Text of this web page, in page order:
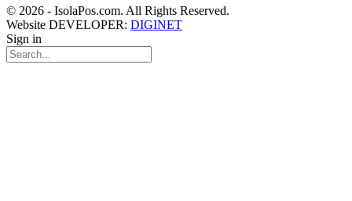
© 2026 - IsolaPos.com. All Rights Reserved.
Website DEVELOPER: DIGINET
Sign in